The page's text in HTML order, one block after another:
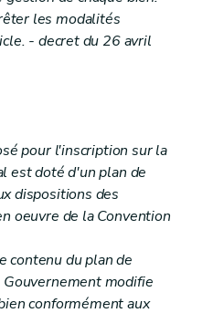
(...)
les modalités
- decret du 26 avril
pour l'inscription sur la
est doté d'un plan de
dispositions des
oeuvre de la Convention
contenu du plan de
modifie
conformément aux